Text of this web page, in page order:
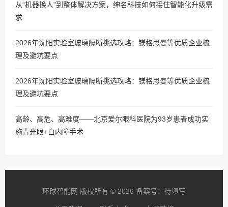
从“机器换人”到整体解决方案，绅名科技如何接住智能化升级需
求
2026年沈阳实验室玻璃隔断挑选攻略：镁格思曼等优质企业梳
理及避坑要点
2026年沈阳实验室玻璃隔断挑选攻略：镁格思曼等优质企业梳
理及避坑要点
高龄、高危、高难度——北京爱尔眼科医院为93岁患者成功实
施青光眼+白内障手术
环球智能网 版权所有 © 2026 备案号：待填写